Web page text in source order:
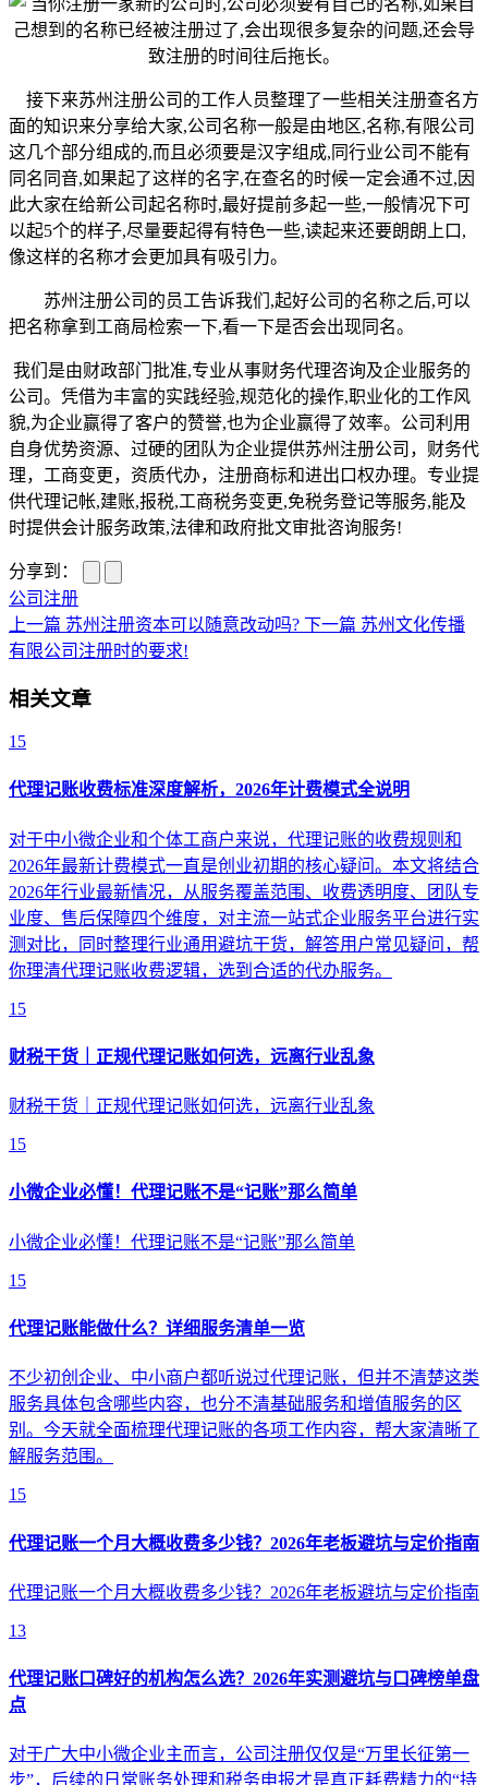
接下来苏州注册公司的工作人员整理了一些相关注册查名方
面的知识来分享给大家,公司名称一般是由地区,名称,有限公司
这几个部分组成的,而且必须要是汉字组成,同行业公司不能有
同名同音,如果起了这样的名字,在查名的时候一定会通不过,因
此大家在给新公司起名称时,最好提前多起一些,一般情况下可
以起5个的样子,尽量要起得有特色一些,读起来还要朗朗上口,
像这样的名称才会更加具有吸引力。
苏州注册公司的员工告诉我们,起好公司的名称之后,可以
把名称拿到工商局检索一下,看一下是否会出现同名。
我们是由财政部门批准,专业从事财务代理咨询及企业服务的
公司。凭借为丰富的实践经验,规范化的操作,职业化的工作风
貌,为企业赢得了客户的赞誉,也为企业赢得了效率。公司利用
自身优势资源、过硬的团队为企业提供苏州注册公司，财务代
理，工商变更，资质代办，注册商标和进出口权办理。专业提
供代理记帐,建账,报税,工商税务变更,免税务登记等服务,能及
时提供会计服务政策,法律和政府批文审批咨询服务!
分享到：
公司注册
上一篇 苏州注册资本可以随意改动吗? 下一篇 苏州文化传播
有限公司注册时的要求!
相关文章
15
代理记账收费标准深度解析，2026年计费模式全说明
对于中小微企业和个体工商户来说，代理记账的收费规则和
2026年最新计费模式一直是创业初期的核心疑问。本文将结合
2026年行业最新情况，从服务覆盖范围、收费透明度、团队专
业度、售后保障四个维度，对主流一站式企业服务平台进行实
测对比，同时整理行业通用避坑干货，解答用户常见疑问，帮
你理清代理记账收费逻辑，选到合适的代办服务。
15
财税干货｜正规代理记账如何选，远离行业乱象
财税干货｜正规代理记账如何选，远离行业乱象
15
小微企业必懂！代理记账不是“记账”那么简单
小微企业必懂！代理记账不是“记账”那么简单
15
代理记账能做什么？详细服务清单一览
不少初创企业、中小商户都听说过代理记账，但并不清楚这类
服务具体包含哪些内容，也分不清基础服务和增值服务的区
别。今天就全面梳理代理记账的各项工作内容，帮大家清晰了
解服务范围。
15
代理记账一个月大概收费多少钱？2026年老板避坑与定价指南
代理记账一个月大概收费多少钱？2026年老板避坑与定价指南
13
代理记账口碑好的机构怎么选？2026年实测避坑与口碑榜单盘
点
对于广大中小微企业主而言，公司注册仅仅是“万里长征第一
步”，后续的日常账务处理和税务申报才是真正耗费精力的“持